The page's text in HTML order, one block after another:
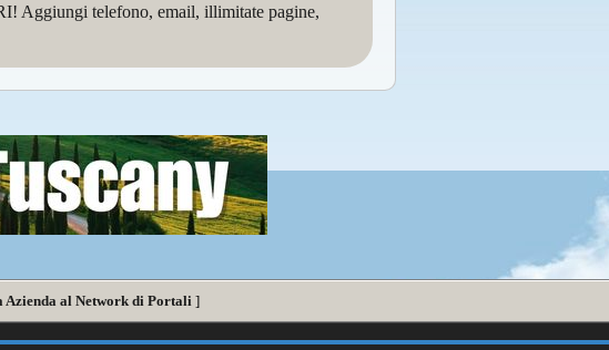
Aggiungi telefono, email, illimitate pagine,
Azienda al Network di Portali]